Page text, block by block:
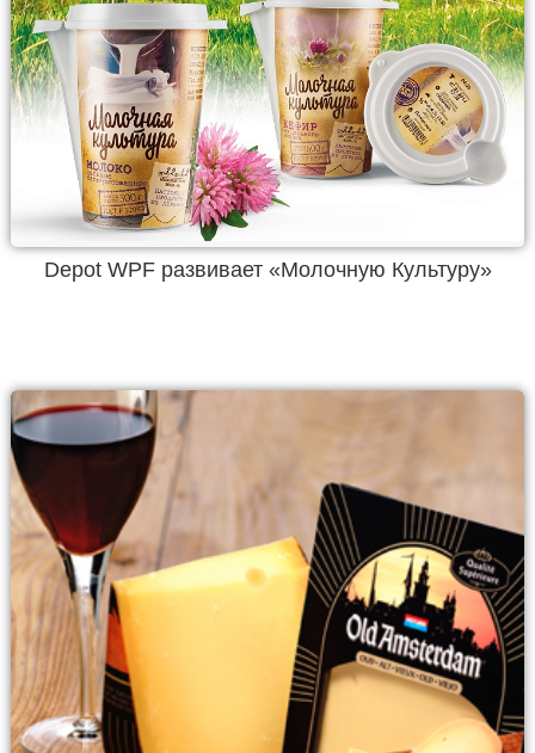
Depot WPF развивает «Молочную Культуру»